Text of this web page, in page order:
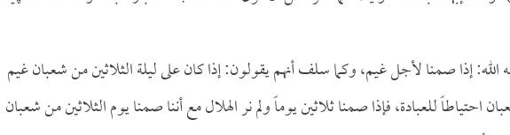
الله: إذا صمنا لأجل غيم، وكما سلف أنهم يقولون: إذا كان على ليلة الثلاثين من شعبان غيم
احتياطاً للعبادة، فإذا صمنا ثلاثين يوماً ولم نر الهلال مع أننا صمنا يوم الثلاثين من شعبان